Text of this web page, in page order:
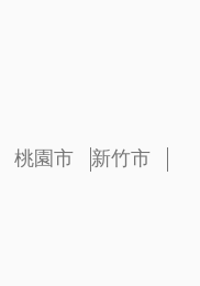
桃園市
新竹市